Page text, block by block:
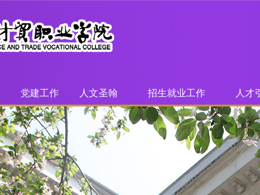
党建工作 人文圣翰 招生就业工作 人才